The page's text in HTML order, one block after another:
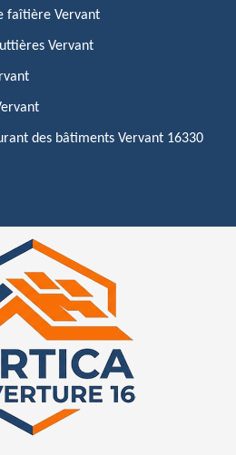
faîtière Vervant
Vervant
des bâtiments Vervant 16330